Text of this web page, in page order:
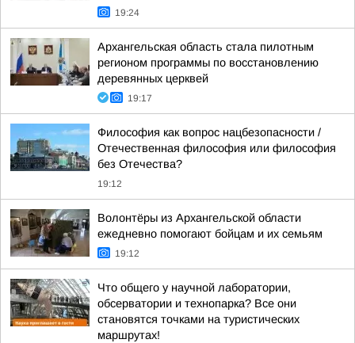
19:24
Архангельская область стала пилотным
регионом программы по восстановлению
деревянных церквей
19:17
Философия как вопрос нацбезопасности /
Отечественная философия или философия
без Отечества?
19:12
Волонтёры из Архангельской области
ежедневно помогают бойцам и их семьям
19:12
Что общего у научной лаборатории,
обсерватории и технопарка? Все они
становятся точками на туристических
маршрутах!